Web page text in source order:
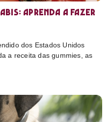
aprenda a fazer
dos Estados Unidos
a receita das gummies, as